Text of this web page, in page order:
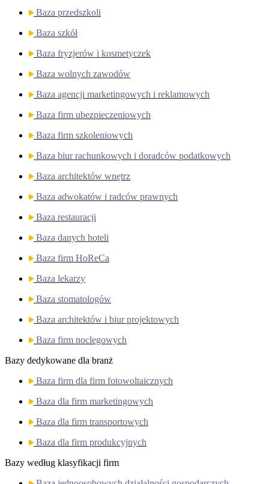
Baza przedszkoli
Baza szkół
Baza fryzjerów i kosmetyczek
Baza wolnych zawodów
Baza agencji marketingowych i reklamowych
Baza firm ubezpieczeniowych
Baza firm szkoleniowych
Baza biur rachunkowych i doradców podatkowych
Baza architektów wnętrz
Baza adwokatów i radców prawnych
Baza restauracji
Baza danych hoteli
Baza firm HoReCa
Baza lekarzy
Baza stomatologów
Baza architektów i biur projektowych
Baza firm noclegowych
Bazy dedykowane dla branż
Baza firm dla firm fotowoltaicznych
Baza dla firm marketingowych
Baza dla firm transportowych
Baza dla firm produkcyjnych
Bazy według klasyfikacji firm